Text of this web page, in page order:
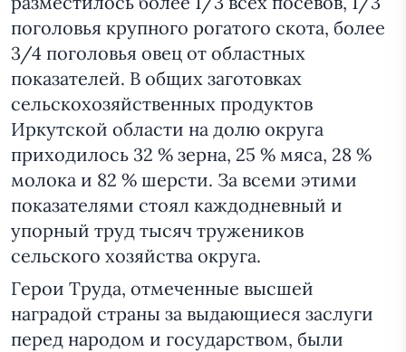
поголовья крупного рогатого скота, более
3/4 поголовья овец от областных
показателей. В общих заготовках
сельскохозяйственных продуктов
Иркутской области на долю округа
приходилось 32 % зерна, 25 % мяса, 28 %
молока и 82 % шерсти. За всеми этими
показателями стоял каждодневный и
упорный труд тысяч тружеников
сельского хозяйства округа.
Герои Труда, отмеченные высшей
наградой страны за выдающиеся заслуги
перед народом и государством, были